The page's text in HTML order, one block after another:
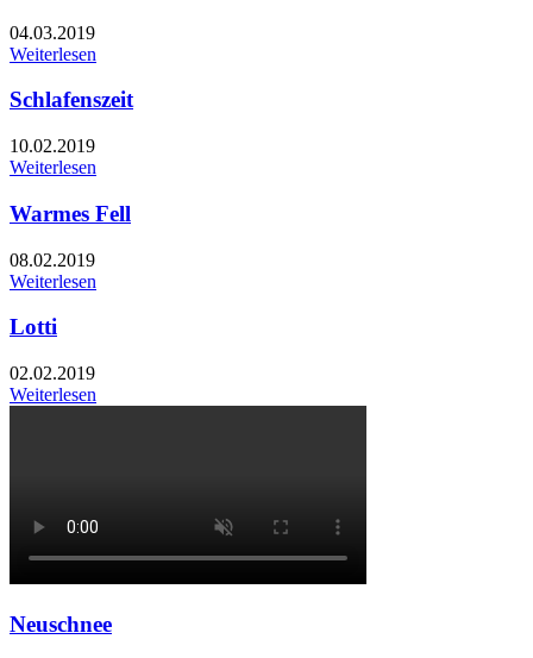
04.03.2019
Weiterlesen
Schlafenszeit
10.02.2019
Weiterlesen
Warmes Fell
08.02.2019
Weiterlesen
Lotti
02.02.2019
Weiterlesen
Neuschnee